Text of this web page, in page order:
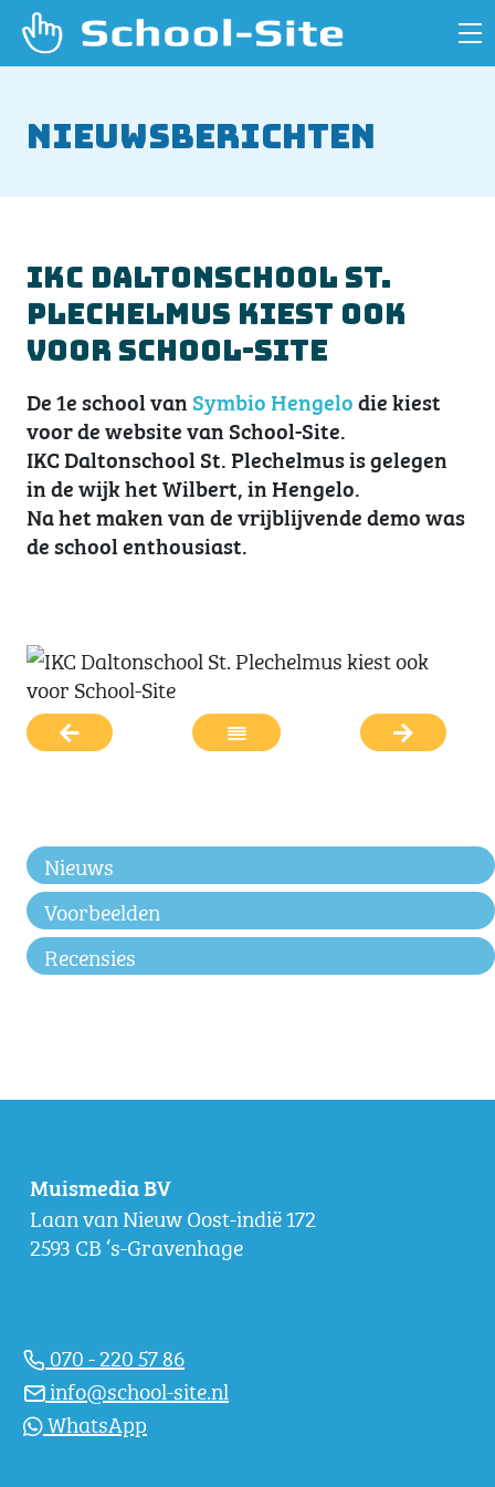
Nieuwsberichten
IKC Daltonschool St.
Plechelmus kiest ook
voor School-Site
De 1e school vanSymbio Hengelodie kiest
voor de website van School-Site.
IKC Daltonschool St. Plechelmus is gelegen
in de wijk het Wilbert, in Hengelo.
Na het maken van de vrijblijvende demo was
de school enthousiast.
Nieuws
Voorbeelden
Recensies
Muismedia BV
Laan van Nieuw Oost-indië 172
2593 CB ‘s-Gravenhage
070 - 220 57 86
info@school-site.nl
WhatsApp